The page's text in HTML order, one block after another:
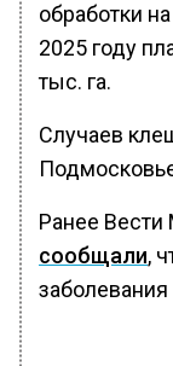
обработки
2025 году
тыс. га.
Случаев
Ранее Вести
сообщали,